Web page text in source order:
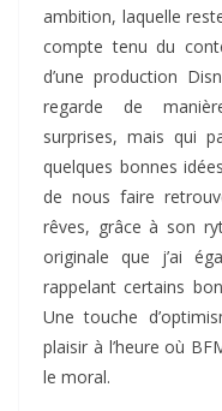
ambition, laquelle
compte tenu du
d’une production
regarde de
surprises, mais qui
quelques bonnes
de nous faire
rêves, grâce à son
originale que j’ai
rappelant certains
Une touche
plaisir à l’heure où
le moral.